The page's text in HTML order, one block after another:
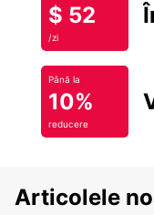
$ 52
/zi
Până la
10%
reducere
Articolele